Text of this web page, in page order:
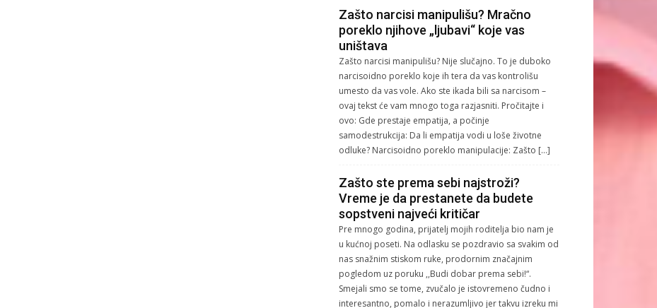
Zašto narcisi manipulišu? Mračno
poreklo njihove „ljubavi“ koje vas
uništava
Zašto narcisi manipulišu? Nije slučajno. To je duboko
narcisoidno poreklo koje ih tera da vas kontrolišu
umesto da vas vole. Ako ste ikada bili sa narcisom –
ovaj tekst će vam mnogo toga razjasniti. Pročitajte i
ovo: Gde prestaje empatija, a počinje
samodestrukcija: Da li empatija vodi u loše životne
odluke? Narcisoidno poreklo manipulacije: Zašto […]
Zašto ste prema sebi najstroži?
Vreme je da prestanete da budete
sopstveni najveći kritičar
Pre mnogo godina, prijatelj mojih roditelja bio nam je
u kućnoj poseti. Na odlasku se pozdravio sa svakim od
nas snažnim stiskom ruke, prodornim značajnim
pogledom uz poruku ,,Budi dobar prema sebi!“.
Smejali smo se tome, zvučalo je istovremeno čudno i
interesantno, pomalo i nerazumljivo jer takvu izreku mi